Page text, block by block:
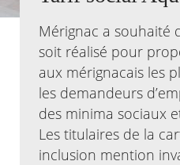
Agenda
Actualités
Kiosque
Espace de services en ligne
Facebook
X Instagram
YoutubeLinkedin
Mérignac a souhaité
soit réalisé pour
aux mérignacais les
les demandeurs
des minima sociaux
Les titulaires de la
inclusion mention